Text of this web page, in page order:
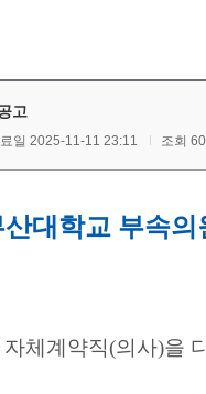
고
일 2025-11-11 23:11 조회
산대학교 부속
체계약직(의사)을